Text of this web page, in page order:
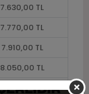
7.630,00 TL
7.770,00 TL
7.910,00 TL
8.050,00 TL
8.190,00 TL